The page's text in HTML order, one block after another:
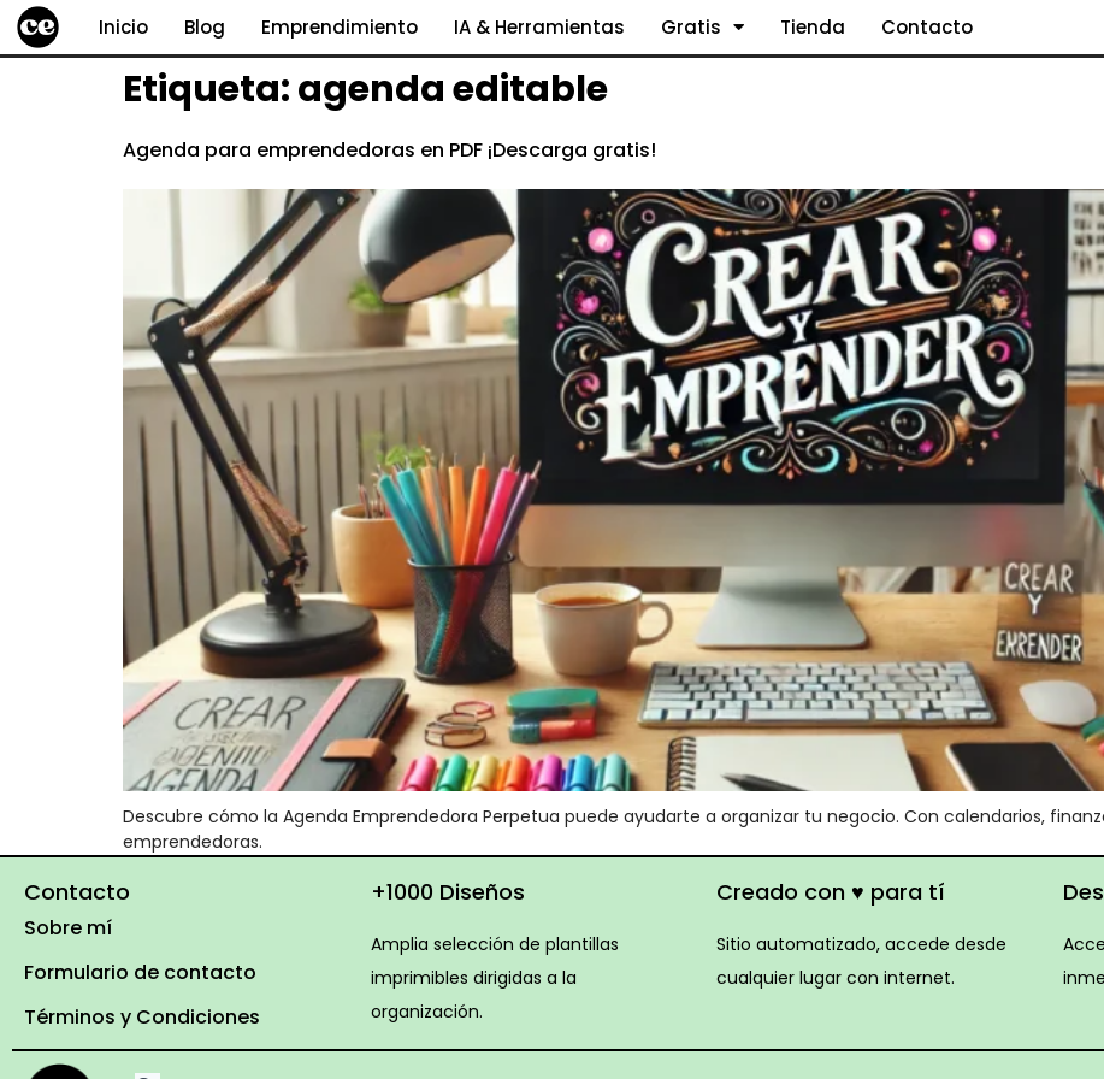
Inicio Blog Emprendimiento IA & Herramientas Gratis Tienda Contacto
Etiqueta:agenda editable
Agenda para emprendedoras en PDF ¡Descarga gratis!
Descubre cómo la Agenda Emprendedora Perpetua puede ayudarte a organizar tu negocio. Con calendarios,
emprendedoras.
Contacto
Sobre mí
Formulario de contacto
Términos y Condiciones
+1000 Diseños
Amplia selección de plantillas
imprimibles dirigidas a la
organización.
Creado con ♥ para tí
Sitio automatizado, accede desde
cualquier lugar con internet.